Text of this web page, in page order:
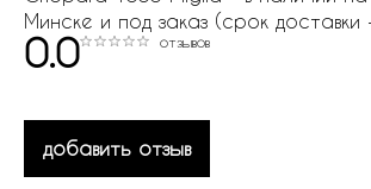
Минске и под заказ (срок доставки
0.0 отзывов
добавить отзыв